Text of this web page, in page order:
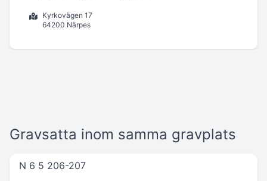
Kyrkovägen 17
64200 Närpes
Gravsatta inom samma gravplats
N 6 5 206-207